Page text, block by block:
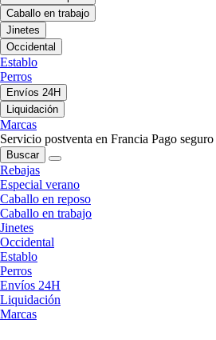
Caballo en trabajo
Jinetes
Occidental
Establo
Perros
Envíos 24H
Liquidación
Marcas
Servicio postventa en Francia Pago seguro
Buscar
Rebajas
Especial verano
Caballo en reposo
Caballo en trabajo
Jinetes
Occidental
Establo
Perros
Envíos 24H
Liquidación
Marcas